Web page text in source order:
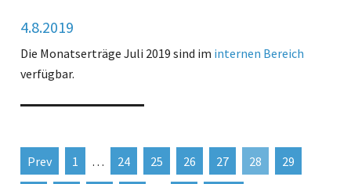
4.8.2019
Die Monatserträge Juli 2019 sind im internen Bereich
verfügbar.
Prev 1 … 24 25 26 27 28 29